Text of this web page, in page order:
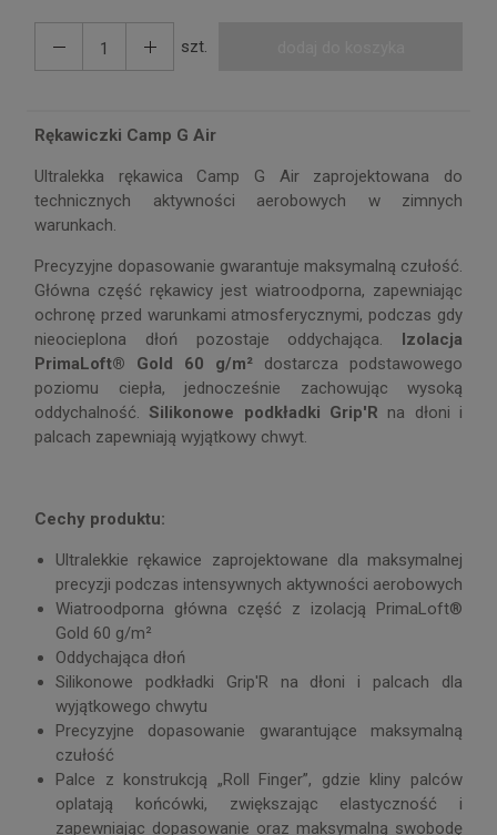
szt.
Rękawiczki Camp G Air
Ultralekka rękawica Camp G Air zaprojektowana do
technicznych aktywności aerobowych w zimnych
warunkach.
Precyzyjne dopasowanie gwarantuje maksymalną czułość.
Główna część rękawicy jest wiatroodporna, zapewniając
ochronę przed warunkami atmosferycznymi, podczas gdy
nieocieplona dłoń pozostaje oddychająca. Izolacja
PrimaLoft® Gold 60 g/m² dostarcza podstawowego
poziomu ciepła, jednocześnie zachowując wysoką
oddychalność.Silikonowe podkładki Grip'R na dłoni i
palcach zapewniają wyjątkowy chwyt.
Cechy produktu:
Ultralekkie rękawice zaprojektowane dla maksymalnej
precyzji podczas intensywnych aktywności aerobowych
Wiatroodporna główna część z izolacją PrimaLoft®
Gold 60 g/m²
Oddychająca dłoń
Silikonowe podkładki Grip'R na dłoni i palcach dla
wyjątkowego chwytu
Precyzyjne dopasowanie gwarantujące maksymalną
czułość
Palce z konstrukcją „Roll Finger”, gdzie kliny palców
oplatają końcówki, zwiększając elastyczność i
zapewniając dopasowanie oraz maksymalną swobodę